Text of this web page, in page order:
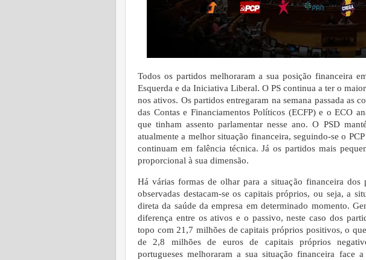
Todos os partidos melhoraram a sua posição financeira
Esquerda e da Iniciativa Liberal. O PS continua a ter o
nos ativos. Os partidos entregaram na semana passada as
das Contas e Financiamentos Políticos (ECFP) e o ECO
que tinham assento parlamentar nesse ano. O PSD
atualmente a melhor situação financeira, seguindo-se o
continuam em falência técnica. Já os partidos mais
proporcional à sua dimensão.
Há várias formas de olhar para a situação financeira dos
observadas destacam-se os capitais próprios, ou seja, a
direta da saúde da empresa em determinado momento.
diferença entre os ativos e o passivo, neste caso dos
topo com 21,7 milhões de capitais próprios positivos, o
de 2,8 milhões de euros de capitais próprios
portugueses melhoraram a sua situação financeira face